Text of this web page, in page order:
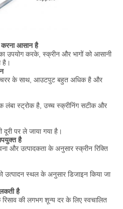
करना आसान है
उपयोग करके, स्क्रीन और भागों को आसानी
है।
के साथ, आउटपुट बहुत अधिक है और
लंबा स्ट्रोक है, उच्च स्क्रीनिंग सटीक और
पर ले जाया गया है।
है
और उत्पादकता के अनुसार स्क्रीन रिक्ति
उत्पादन स्थल के अनुसार डिजाइन किया जा
है
की लगभग शून्य दर के लिए स्वचालित